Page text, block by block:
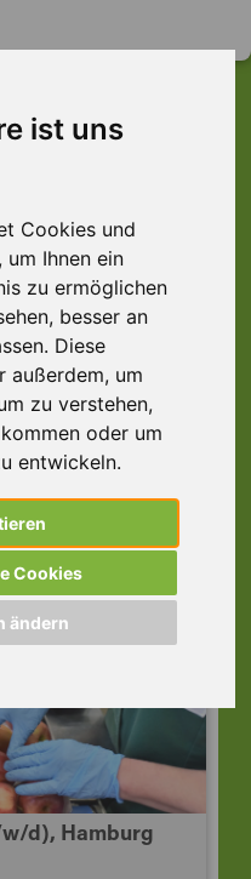
ist uns
Cookies und
Ihnen ein
zu ermöglichen
besser an
Diese
außerdem, um
zu verstehen,
oder um
entwickeln.
Cookies
ändern
...
dabei:
d), Hamburg